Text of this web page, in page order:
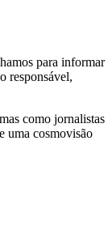
para informar
responsável,
como jornalistas
uma cosmovisão